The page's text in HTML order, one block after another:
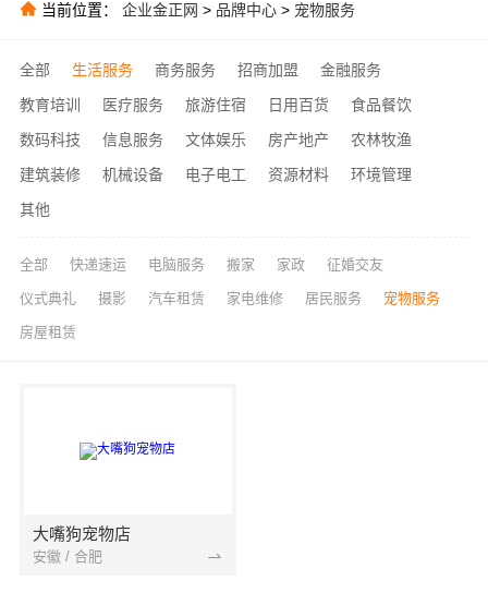
当前位置： 企业金正网 > 品牌中心 > 宠物服务
全部 生活服务 商务服务 招商加盟
金融服务
教育培训
医疗服务 旅游住宿 日用百货
食品餐饮
数码科技
信息服务 文体娱乐 房产地产
农林牧渔
建筑装修
机械设备 电子电工 资源材料
环境管理
其他
全部 快递速运 电脑服务 搬家 家政 征婚交友
仪式典礼 摄影 汽车租赁 家电维修 居民服务 宠物服务
房屋租赁
大嘴狗宠物店
安徽 / 合肥